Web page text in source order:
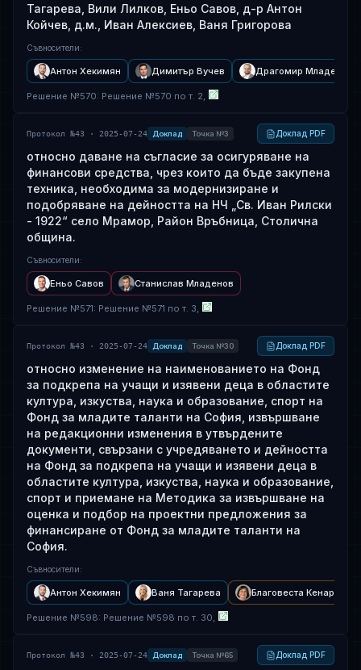
Тагарева, Вили Лилков, Еньо Савов, д-р Антон
Койчев, д.м., Иван Алексиев, Ваня Григорова
Съвносители:
Антон Хекимян Димитър Вучев Драгомир Младенов
Решение №570: Решение №570 по т. 2,
Протокол №43 · 2025-07-24 Доклад Точка №3 Доклад PDF
относно даване на съгласие за осигуряване на
финансови средства, чрез които да бъде закупена
техника, необходима за модернизиране и
подобряване на дейността на НЧ „Св. Иван Рилски
- 1922“ село Мрамор, Район Връбница, Столична
община.
Съвносители:
Еньо Савов Станислав Младенов
Решение №571: Решение №571 по т. 3,
Протокол №43 · 2025-07-24 Доклад Точка №30 Доклад PDF
относно изменение на наименованието на Фонд
за подкрепа на учащи и изявени деца в областите
култура, изкуства, наука и образование, спорт на
Фонд за младите таланти на София, извършване
на редакционни изменения в утвърдените
документи, свързани с учредяването и дейността
на Фонд за подкрепа на учащи и изявени деца в
областите култура, изкуства, наука и образование,
спорт и приемане на Методика за извършване на
оценка и подбор на проектни предложения за
финансиране от Фонд за младите таланти на
София.
Съвносители:
Антон Хекимян Ваня Тагарева Благовеста Кенарова
Решение №598: Решение №598 по т. 30,
Протокол №43 · 2025-07-24 Доклад Точка №65 Доклад PDF